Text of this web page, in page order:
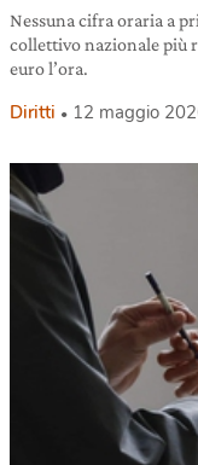
Nessuna cifra oraria a
collettivo nazionale più
euro l’ora.
Diritti 12 maggio